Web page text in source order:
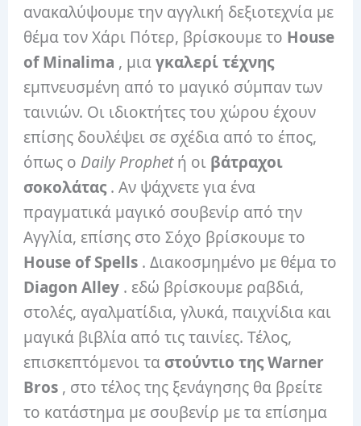
ανακαλύψουμε την αγγλική δεξιοτεχνία με
θέμα τον Χάρι Πότερ, βρίσκουμε το House
of Minalima , μιαγκαλερί τέχνης
εμπνευσμένη από το μαγικό σύμπαν των
ταινιών. Οι ιδιοκτήτες του χώρου έχουν
επίσης δουλέψει σε σχέδια από το έπος,
όπως ο Daily Prophetή οι βάτραχοι
σοκολάτας. Αν ψάχνετε για ένα
πραγματικά μαγικό σουβενίρ από την
Αγγλία, επίσης στο Σόχο βρίσκουμε το
House of Spells . Διακοσμημένο με θέμα το
Diagon Alley . εδώ βρίσκουμε ραβδιά,
στολές, αγαλματίδια, γλυκά, παιχνίδια και
μαγικά βιβλία από τις ταινίες. Τέλος,
επισκεπτόμενοι τα στούντιο της Warner
Bros , στο τέλος της ξενάγησης θα βρείτε
το κατάστημα με σουβενίρ με τα επίσημα